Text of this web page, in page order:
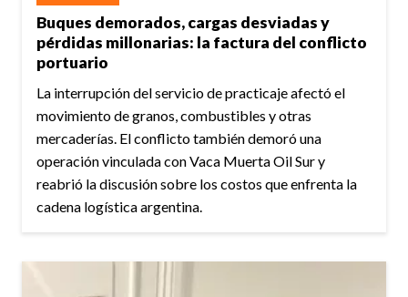
Buques demorados, cargas desviadas y
pérdidas millonarias: la factura del conflicto
portuario
La interrupción del servicio de practicaje afectó el
movimiento de granos, combustibles y otras
mercaderías. El conflicto también demoró una
operación vinculada con Vaca Muerta Oil Sur y
reabrió la discusión sobre los costos que enfrenta la
cadena logística argentina.